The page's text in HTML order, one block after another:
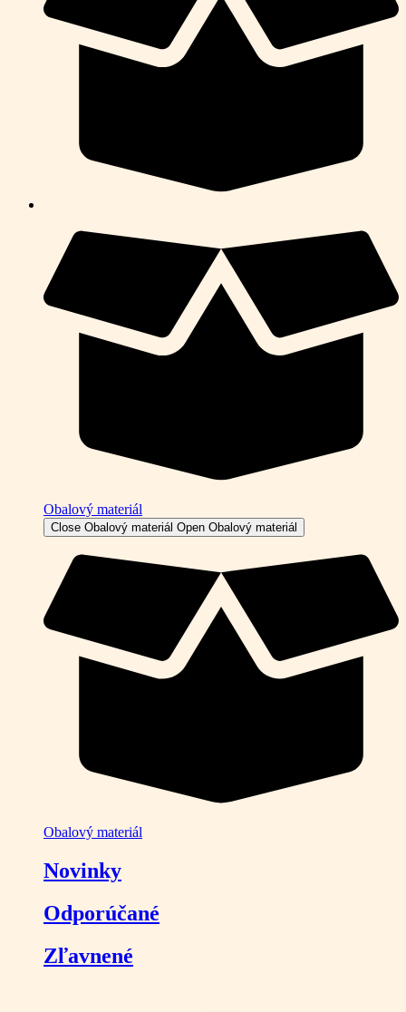
Obalový materiál
Close Obalový materiál Open Obalový materiál
Obalový materiál
Novinky
Odporúčané
Zľavnené